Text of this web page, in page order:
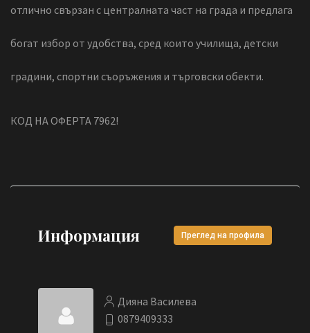
отлично свързан с централната част на града и предлага
богат избор от удобства, сред които училища, детски
градини, спортни съоръжения и търговски обекти.
КОД НА ОФЕРТА 7962!
Информация Преглед на профила
Дияна Василева
0879409333